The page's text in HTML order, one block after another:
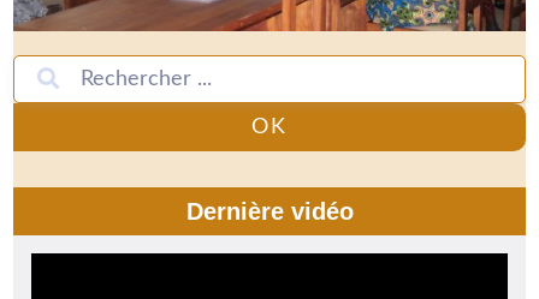
OK
Dernière vidéo